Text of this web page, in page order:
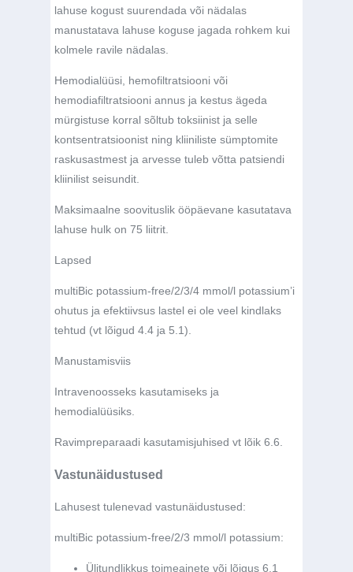
lahuse kogust suurendada või nädalas
manustatava lahuse koguse jagada rohkem kui
kolmele ravile nädalas.
Hemodialüüsi, hemofiltratsiooni või
hemodiafiltratsiooni annus ja kestus ägeda
mürgistuse korral sõltub toksiinist ja selle
kontsentratsioonist ning kliiniliste sümptomite
raskusastmest ja arvesse tuleb võtta patsiendi
kliinilist seisundit.
Maksimaalne soovituslik ööpäevane kasutatava
lahuse hulk on 75 liitrit.
Lapsed
multiBic potassium-free/2/3/4 mmol/l potassium’i
ohutus ja efektiivsus lastel ei ole veel kindlaks
tehtud (vt lõigud 4.4 ja 5.1).
Manustamisviis
Intravenoosseks kasutamiseks ja
hemodialüüsiks.
Ravimpreparaadi kasutamisjuhised vt lõik 6.6.
Vastunäidustused
Lahusest tulenevad vastunäidustused:
multiBic potassium-free/2/3 mmol/l potassium:
Ülitundlikkus toimeainete või lõigus 6.1